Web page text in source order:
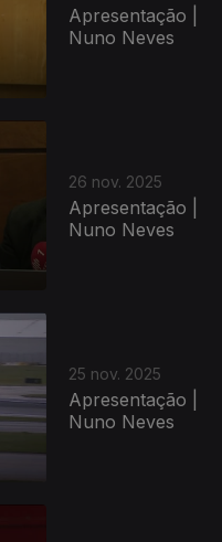
Apresentação |
Nuno Neves
26 nov. 2025
Apresentação |
Nuno Neves
25 nov. 2025
Apresentação |
Nuno Neves